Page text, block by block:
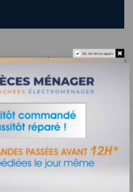
ont également acheté :
Do not show again.